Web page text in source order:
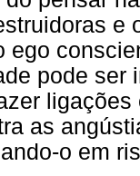
e
ego
pode ser
as
o em